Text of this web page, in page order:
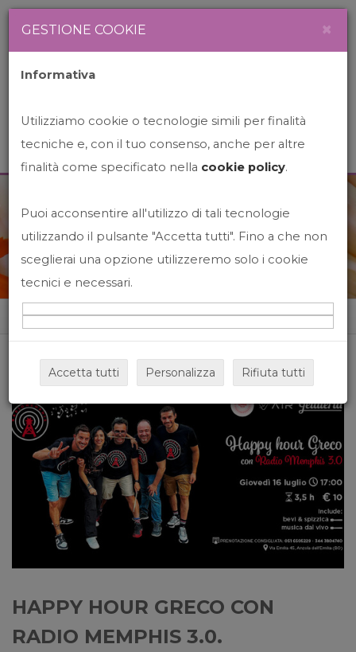
News&Events
Home News&events
HAPPY HOUR GRECO CON
RADIO MEMPHIS 3.0.
GESTIONE COOKIE ×
Informativa
Utilizziamo cookie o tecnologie simili per finalità
tecniche e, con il tuo consenso, anche per altre
finalità come specificato nella cookie policy.
Puoi acconsentire all'utilizzo di tali tecnologie
utilizzando il pulsante "Accetta tutti". Fino a che non
sceglierai una opzione utilizzeremo solo i cookie
tecnici e necessari.
Accetta tutti Personalizza Rifiuta tutti